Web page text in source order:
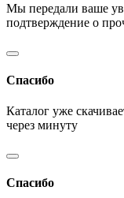
Мы передали ваше
подтверждение о
Спасибо
Каталог уже
через минуту
Спасибо